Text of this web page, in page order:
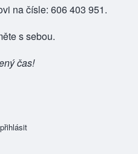
na čísle: 606 403 951.
s sebou.
čas!
přihlásit